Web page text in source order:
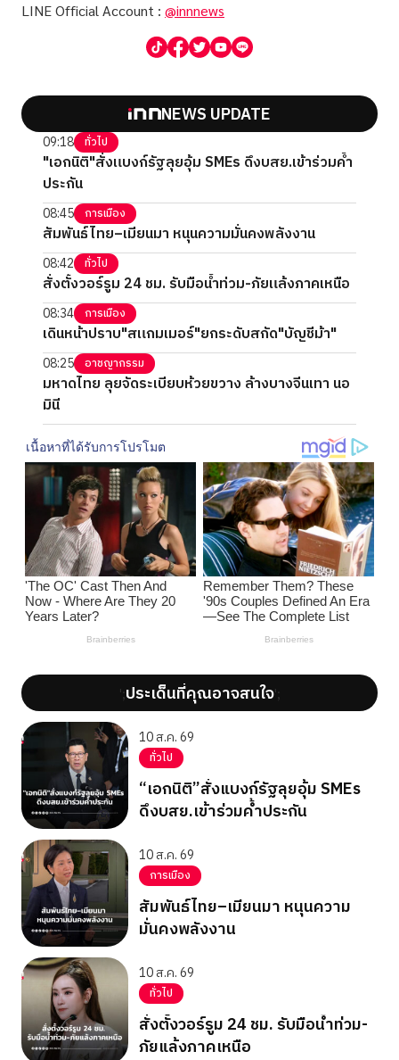
LINE Official Account : @innnews
NEWS UPDATE
09:18 ทั่วไป
"เอกนิติ"สั่งแบงก์รัฐลุยอุ้ม SMEs ดึงบสย.เข้าร่วมค้ำ
ประกัน
08:45 การเมือง
สัมพันธ์ไทย–เมียนมา หนุนความมั่นคงพลังงาน
08:42 ทั่วไป
สั่งตั้งวอร์รูม 24 ชม. รับมือน้ำท่วม-ภัยแล้งภาคเหนือ
08:34 การเมือง
เดินหน้าปราบ"สแกมเมอร์"ยกระดับสกัด"บัญชีม้า"
08:25 อาชญากรรม
มหาดไทย ลุยจัดระเบียบห้วยขวาง ล้างบางจีนเทา นอ
มินี
';ประเด็นที่คุณอาจสนใจ';
10 ส.ค. 69
ทั่วไป
“เอกนิติ”สั่งแบงก์รัฐลุยอุ้ม SMEs
ดึงบสย.เข้าร่วมค้ำประกัน
10 ส.ค. 69
การเมือง
สัมพันธ์ไทย–เมียนมา หนุนความ
มั่นคงพลังงาน
10 ส.ค. 69
ทั่วไป
สั่งตั้งวอร์รูม 24 ชม. รับมือน้ำท่วม-
ภัยแล้งภาคเหนือ